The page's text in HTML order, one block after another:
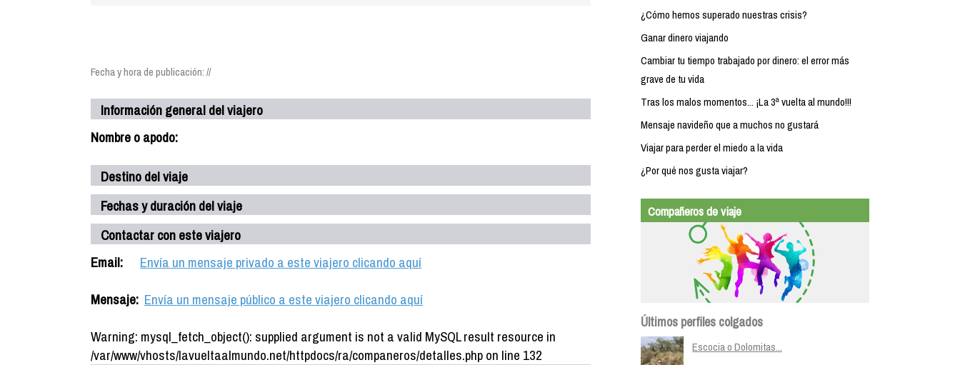
Fecha y hora de publicación: //
Información general del viajero
Nombre o apodo:
Destino del viaje
Fechas y duración del viaje
Contactar con este viajero
Email:
Envía un mensaje privado a este viajero clicando aquí
Mensaje: Envía un mensaje público a este viajero clicando aquí
Warning: mysql_fetch_object(): supplied argument is not a valid MySQL result resource in
/var/www/vhosts/lavueltaalmundo.net/httpdocs/ra/companeros/detalles.php on line 132
¿Cómo hemos superado nuestras crisis?
Ganar dinero viajando
Cambiar tu tiempo trabajado por dinero: el error más
grave de tu vida
Tras los malos momentos... ¡La 3ª vuelta al mundo!!!
Mensaje navideño que a muchos no gustará
Viajar para perder el miedo a la vida
¿Por qué nos gusta viajar?
Compañeros de viaje
Últimos perfiles colgados
Escocia o Dolomitas...